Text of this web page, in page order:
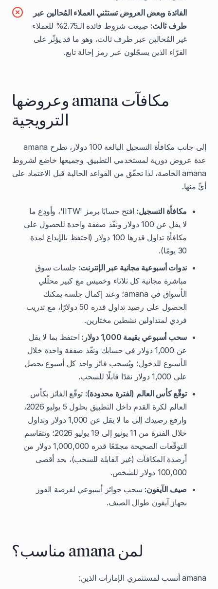
الفائدة وبعض العروض تستثني العملاء المُحالين عبر
طرف ثالث:
صِيغت شروط فائدة الـ2.75% للعملاء
غير المُحالين عبر طرف ثالث، وهو ما قد يؤثّر على
القرّاء الذين يسجّلون عبر رمز إحالة تابع.
مكافآت amana وعروضها
الترويجية
إلى جانب مكافأة التسجيل البالغة 100 دولار، تطرح amana
عدة عروض دورية لمستخدمي التطبيق. وجميعها خاضع لشروط
amana الخاصة، لذا تحقّق من القواعد الحالية قبل الاعتماد على
أيٍّ منها.
مكافأة التسجيل:
افتح حسابًا برمز 'IITW'، وأودِع ما
لا يقل عن 100 دولار ونفّذ صفقة واحدة للحصول على
مكافأة تداول قدرها 100 دولار (احتفظ بالإيداع لمدة
30 يومًا).
ندوات أسبوعية مجانية عبر الإنترنت: جلسات سوق
مباشرة مجانية كل ثلاثاء وخميس مع كبير محلّلي
الأسواق في amana؛ وعند إكمال جلسة يمكنك
الحصول على رصيد تداول قدره 50 دولارًا، مع تدريب
فردي لمتداولين نشطين مختارين.
سحب أسبوعي بقيمة 1,000 دولار:
احتفظ بما لا يقل
عن 1,000 دولار في حسابك ونفّذ صفقة واحدة خلال
الأسبوع للدخول؛ ويُسحب فائز واحد كل أسبوع يحصل
على 1,000 دولار نقدًا قابلًا للسحب.
توقّع كأس العالم (لفترة محدودة): توقّع الفائز بكأس
العالم لكرة القدم داخل التطبيق بحلول 5 يوليو 2026،
وارفع رصيدك إلى ما لا يقل عن 1,000 دولار وتداول
خلال الفترة من 11 يونيو إلى 19 يوليو 2026؛ وتتقاسم
التوقّعات الصحيحة مجمّعًا قدره 1,000,000 دولار من
أرصدة المكافآت (غير القابلة للسحب)، بحد أقصى
100,000 دولار للشخص.
صيف الآيفون: سحب جوائز أسبوعي لفرصة الفوز
بجهاز آيفون طوال الصيف.
لمن amana مناسب؟
amana أنسب لمستثمري الإمارات الذين: